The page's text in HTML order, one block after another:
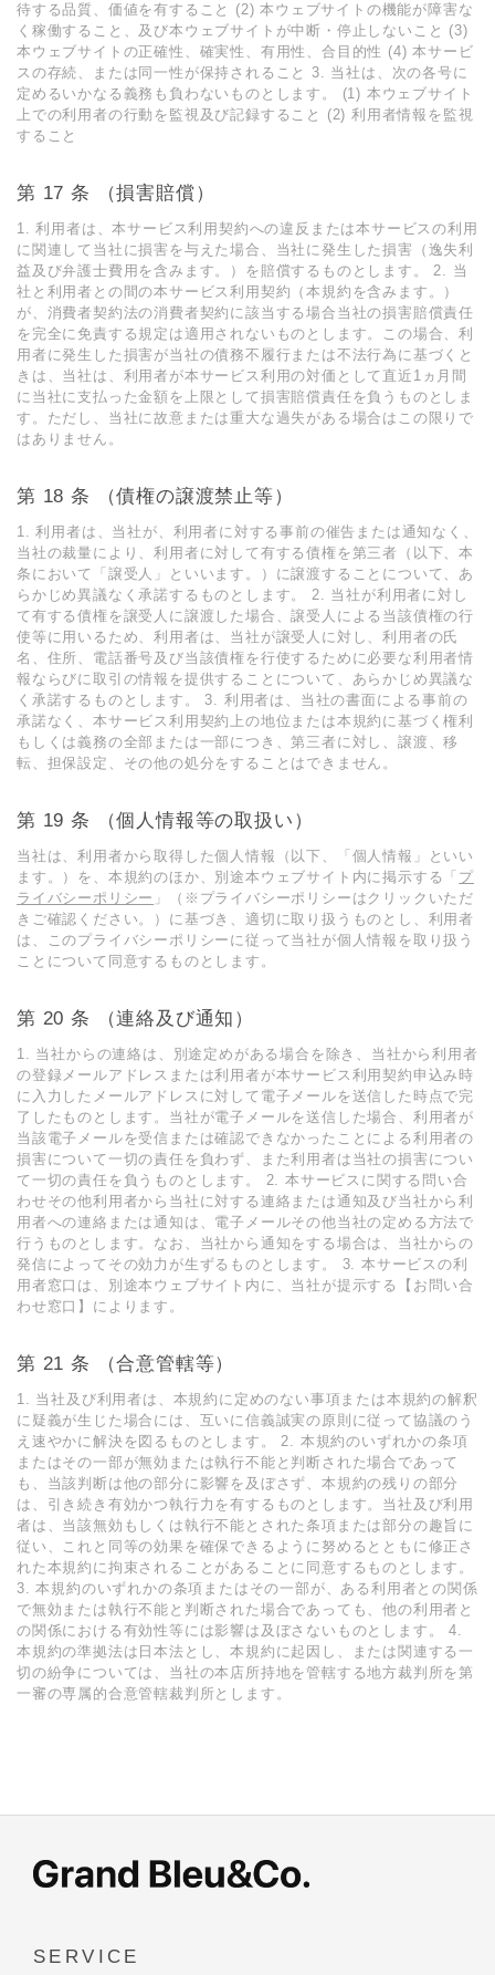
待する品質、価値を有すること (2) 本ウェブサイトの機能が障害な
く稼働すること、及び本ウェブサイトが中断・停⽌しないこと (3)
本ウェブサイトの正確性、確実性、有⽤性、合⽬的性 (4) 本サービ
スの存続、または同⼀性が保持されること 3. 当社は、次の各号に
定めるいかなる義務も負わないものとします。 (1) 本ウェブサイト
上での利⽤者の⾏動を監視及び記録すること (2) 利⽤者情報を監視
すること
第 17 条 （損害賠償）
1. 利⽤者は、本サービス利⽤契約への違反または本サービスの利⽤
に関連して当社に損害を与えた場合、当社に発⽣した損害（逸失利
益及び弁護⼠費⽤を含みます。）を賠償するものとします。 2. 当
社と利⽤者との間の本サービス利⽤契約（本規約を含みます。）
が、消費者契約法の消費者契約に該当する場合当社の損害賠償責任
を完全に免責する規定は適⽤されないものとします。この場合、利
⽤者に発⽣した損害が当社の債務不履⾏または不法⾏為に基づくと
きは、当社は、利⽤者が本サービス利⽤の対価として直近1ヵ⽉間
に当社に⽀払った⾦額を上限として損害賠償責任を負うものとしま
す。ただし、当社に故意または重⼤な過失がある場合はこの限りで
はありません。
第 18 条 （債権の譲渡禁⽌等）
1. 利⽤者は、当社が、利⽤者に対する事前の催告または通知なく、
当社の裁量により、利⽤者に対して有する債権を第三者（以下、本
条において「譲受⼈」といいます。）に譲渡することについて、あ
らかじめ異議なく承諾するものとします。 2. 当社が利⽤者に対し
て有する債権を譲受⼈に譲渡した場合、譲受⼈による当該債権の⾏
使等に⽤いるため、利⽤者は、当社が譲受⼈に対し、利⽤者の⽒
名、住所、電話番号及び当該債権を⾏使するために必要な利⽤者情
報ならびに取引の情報を提供することについて、あらかじめ異議な
く承諾するものとします。 3. 利⽤者は、当社の書⾯による事前の
承諾なく、本サービス利⽤契約上の地位または本規約に基づく権利
もしくは義務の全部または⼀部につき、第三者に対し、譲渡、移
転、担保設定、その他の処分をすることはできません。
第 19 条 （個⼈情報等の取扱い）
当社は、利⽤者から取得した個⼈情報（以下、「個⼈情報」といい
ます。）を、本規約のほか、別途本ウェブサイト内に掲⽰する「 プ
ライバシーポリシー 」（※プライバシーポリシーはクリックいただ
きご確認ください。）に基づき、適切に取り扱うものとし、利⽤者
は、このプライバシーポリシーに従って当社が個⼈情報を取り扱う
ことについて同意するものとします。
第 20 条 （連絡及び通知）
1. 当社からの連絡は、別途定めがある場合を除き、当社から利⽤者
の登録メールアドレスまたは利⽤者が本サービス利⽤契約申込み時
に⼊⼒したメールアドレスに対して電⼦メールを送信した時点で完
了したものとします。当社が電⼦メールを送信した場合、利⽤者が
当該電⼦メールを受信または確認できなかったことによる利⽤者の
損害について⼀切の責任を負わず、また利⽤者は当社の損害につい
て⼀切の責任を負うものとします。 2. 本サービスに関する問い合
わせその他利⽤者から当社に対する連絡または通知及び当社から利
⽤者への連絡または通知は、電⼦メールその他当社の定める⽅法で
⾏うものとします。なお、当社から通知をする場合は、当社からの
発信によってその効⼒が⽣ずるものとします。 3. 本サービスの利
⽤者窓⼝は、別途本ウェブサイト内に、当社が提⽰する【お問い合
わせ窓⼝】によります。
第 21 条 （合意管轄等）
1. 当社及び利⽤者は、本規約に定めのない事項または本規約の解釈
に疑義が⽣じた場合には、互いに信義誠実の原則に従って協議のう
え速やかに解決を図るものとします。 2. 本規約のいずれかの条項
またはその⼀部が無効または執⾏不能と判断された場合であって
も、当該判断は他の部分に影響を及ぼさず、本規約の残りの部分
は、引き続き有効かつ執⾏⼒を有するものとします。当社及び利⽤
者は、当該無効もしくは執⾏不能とされた条項または部分の趣旨に
従い、これと同等の効果を確保できるように努めるとともに修正さ
れた本規約に拘束されることがあることに同意するものとします。
3. 本規約のいずれかの条項またはその⼀部が、ある利⽤者との関係
で無効または執⾏不能と判断された場合であっても、他の利⽤者と
の関係における有効性等には影響は及ぼさないものとします。 4.
本規約の準拠法は⽇本法とし、本規約に起因し、または関連する⼀
切の紛争については、当社の本店所持地を管轄する地⽅裁判所を第
⼀審の専属的合意管轄裁判所とします。
SERVICE